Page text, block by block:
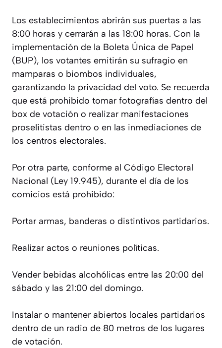
Los establecimientos abrirán sus puertas a las
8:00 horas y cerrarán a las 18:00 horas. Con la
implementación de la Boleta Única de Papel
(BUP), los votantes emitirán su sufragio en
mamparas o biombos individuales,
garantizando la privacidad del voto. Se recuerda
que está prohibido tomar fotografías dentro del
box de votación o realizar manifestaciones
proselitistas dentro o en las inmediaciones de
los centros electorales.
Por otra parte, conforme al Código Electoral
Nacional (Ley 19.945), durante el día de los
comicios está prohibido:
Portar armas, banderas o distintivos partidarios.
Realizar actos o reuniones políticas.
Vender bebidas alcohólicas entre las 20:00 del
sábado y las 21:00 del domingo.
Instalar o mantener abiertos locales partidarios
dentro de un radio de 80 metros de los lugares
de votación.